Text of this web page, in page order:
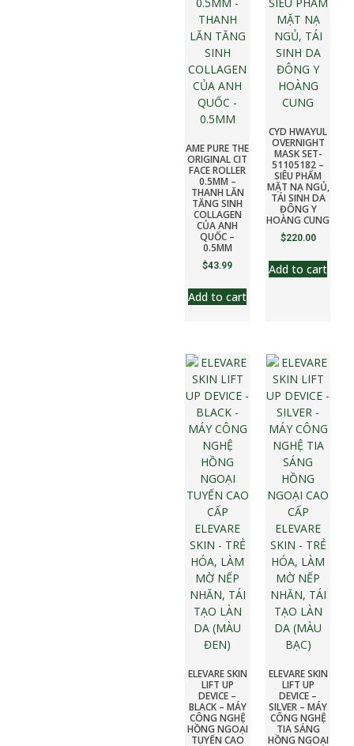
AME PURE THE
ORIGINAL CIT
FACE ROLLER
0.5MM –
THANH LĂN
TĂNG SINH
COLLAGEN
CỦA ANH
QUỐC –
0.5MM
$43.99
Add to cart
CYD HWAYUL
OVERNIGHT
MASK SET-
51105182 –
SIÊU PHẨM
MẶT NẠ NGỦ,
TÁI SINH DA
ĐÔNG Y
HOÀNG CUNG
$220.00
Add to cart
ELEVARE SKIN
LIFT UP
DEVICE –
BLACK – MÁY
CÔNG NGHỆ
HỒNG NGOẠI
TUYẾN CAO
ELEVARE SKIN
LIFT UP
DEVICE –
SILVER – MÁY
CÔNG NGHỆ
TIA SÁNG
HỒNG NGOẠI